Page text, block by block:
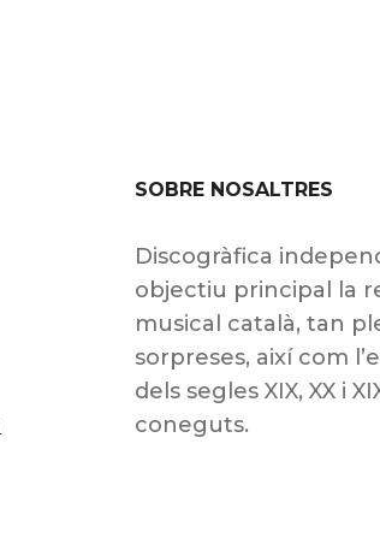
SOBRE NOSALTRES
Discogràfica
objectiu principal la
musical català, tan
sorpreses, així com
dels segles XIX, XX i
coneguts.